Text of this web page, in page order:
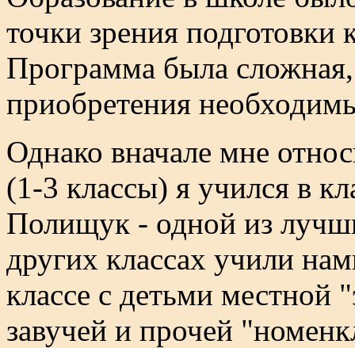
точки зрения подготовки
Программа была
приобретения
Однако вначале мне
(1-3 классы) я учился в
Полищук - одной из
других классах учили
классе с детьми местной
завучей и прочей